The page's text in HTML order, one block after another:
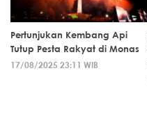
Pertunjukan Kembang Api
Tutup Pesta Rakyat di Monas
17/08/2025 23:11 WIB